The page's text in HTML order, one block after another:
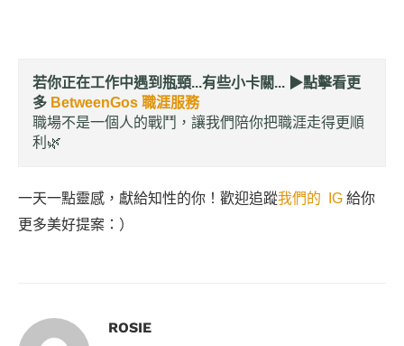
若你正在工作中遇到瓶頸...有些小卡關... ▶︎點擊看更
多 BetweenGos 職涯服務
職場不是一個人的戰鬥，讓我們陪你把職涯走得更順
利🌿
一天一點靈感，獻給知性的你！歡迎追蹤我們的 IG 給你
更多美好提案：）
ROSIE